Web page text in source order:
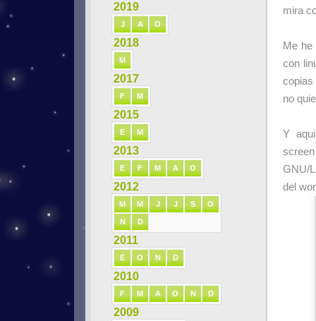
2019
J A O
2018
M
2017
F M
2015
E M
2013
E F M A O
2012
M M J J S O
N D
2011
E O N D
2010
F M A O N D
2009
mira
Me
con
no
Y
GNU/
del